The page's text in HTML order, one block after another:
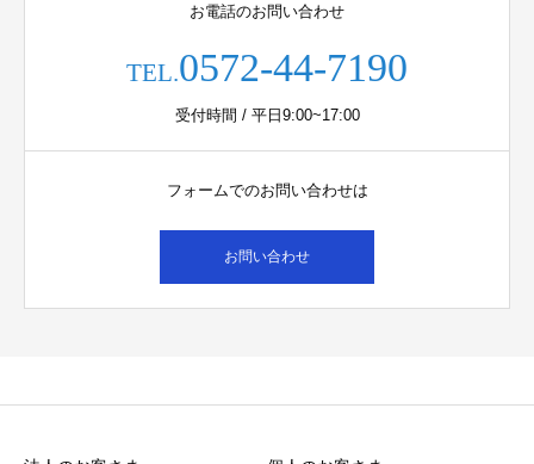
お電話のお問い合わせ
TEL.0572-44-7190
受付時間 / 平日9:00~17:00
フォームでのお問い合わせは
お問い合わせ